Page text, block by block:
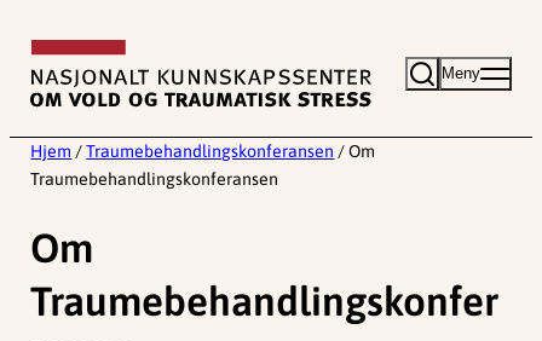
innhold
Meny
Hjem / Traumebehandlingskonferansen / Om
Traumebehandlingskonferansen
Om
Traumebehandlingskonfer